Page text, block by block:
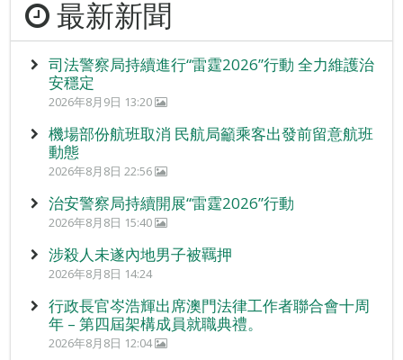
最新新聞
司法警察局持續進行“雷霆2026”行動 全力維護治
安穩定
2026年8月9日 13:20
機場部份航班取消 民航局籲乘客出發前留意航班
動態
2026年8月8日 22:56
治安警察局持續開展“雷霆2026”行動
2026年8月8日 15:40
涉殺人未遂內地男子被羈押
2026年8月8日 14:24
行政長官岑浩輝出席澳門法律工作者聯合會十周
年 – 第四屆架構成員就職典禮。
2026年8月8日 12:04